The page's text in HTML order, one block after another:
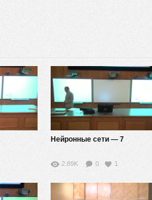
Нейронные сети — 7
2.89K 0 1